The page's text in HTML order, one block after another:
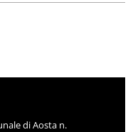
di Aosta n.